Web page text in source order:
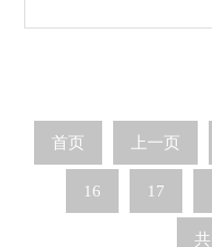
首页 上一页
16 17
共